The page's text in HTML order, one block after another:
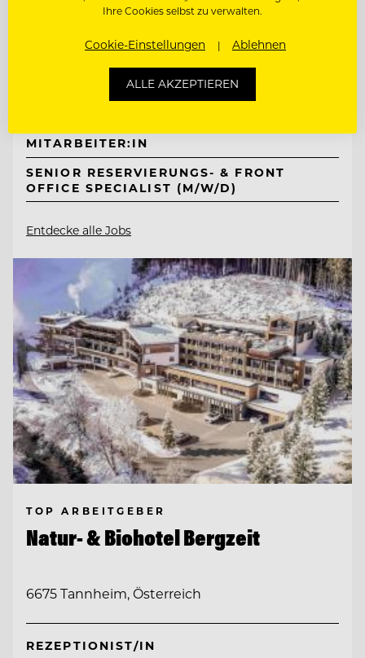
6311 Wildschönau-Oberau, Österreich
MITARBEITER:IN
SENIOR RESERVIERUNGS- & FRONT
OFFICE SPECIALIST (M/W/D)
Entdecke alle Jobs
TOP ARBEITGEBER
Natur- & Biohotel Bergzeit
6675 Tannheim, Österreich
REZEPTIONIST/IN
Ihre Cookies selbst zu verwalten.
Cookie-Einstellungen Ablehnen
ALLE AKZEPTIEREN